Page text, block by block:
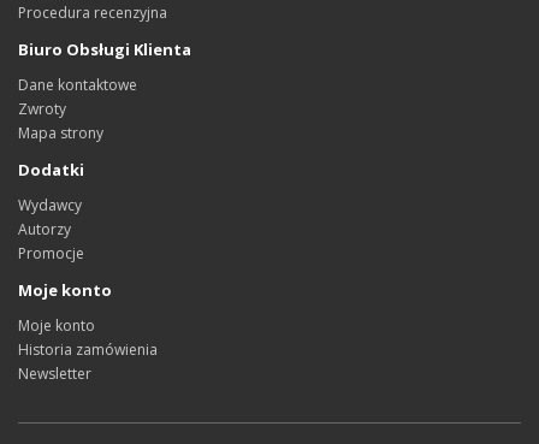
Procedura recenzyjna
Biuro Obsługi Klienta
Dane kontaktowe
Zwroty
Mapa strony
Dodatki
Wydawcy
Autorzy
Promocje
Moje konto
Moje konto
Historia zamówienia
Newsletter